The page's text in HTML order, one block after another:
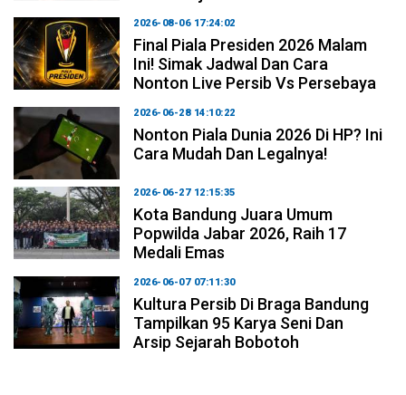
2026-08-06 17:24:02
Final Piala Presiden 2026 Malam
Ini! Simak Jadwal Dan Cara
Nonton Live Persib Vs Persebaya
2026-06-28 14:10:22
Nonton Piala Dunia 2026 Di HP? Ini
Cara Mudah Dan Legalnya!
2026-06-27 12:15:35
Kota Bandung Juara Umum
Popwilda Jabar 2026, Raih 17
Medali Emas
2026-06-07 07:11:30
Kultura Persib Di Braga Bandung
Tampilkan 95 Karya Seni Dan
Arsip Sejarah Bobotoh